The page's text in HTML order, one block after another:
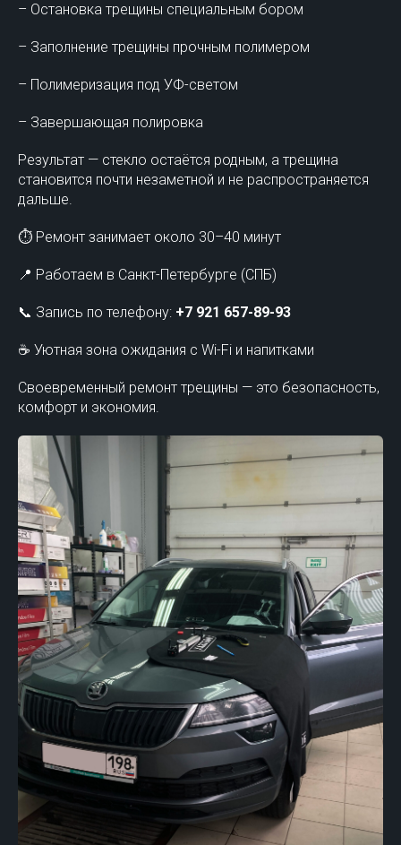
– Остановка трещины специальным бором
– Заполнение трещины прочным полимером
– Полимеризация под УФ-светом
– Завершающая полировка
Результат — стекло остаётся родным, а трещина
становится почти незаметной и не распространяется
дальше.
⏱ Ремонт занимает около 30–40 минут
📍 Работаем в Санкт-Петербурге (СПБ)
📞 Запись по телефону: +7 921 657-89-93
☕ Уютная зона ожидания с Wi-Fi и напитками
Своевременный ремонт трещины — это безопасность,
комфорт и экономия.